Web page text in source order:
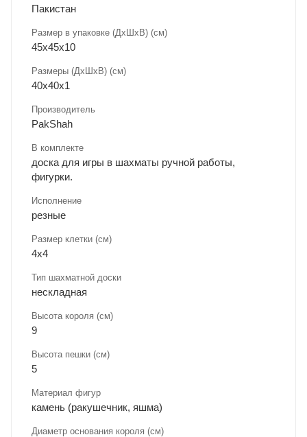
Пакистан
Размер в упаковке (ДхШxВ) (см)
45х45х10
Размеры (ДxШxВ) (см)
40х40х1
Производитель
PakShah
В комплекте
доска для игры в шахматы ручной работы,
фигурки.
Исполнение
резные
Размер клетки (см)
4х4
Тип шахматной доски
нескладная
Высота короля (см)
9
Высота пешки (см)
5
Материал фигур
камень (ракушечник, яшма)
Диаметр основания короля (см)